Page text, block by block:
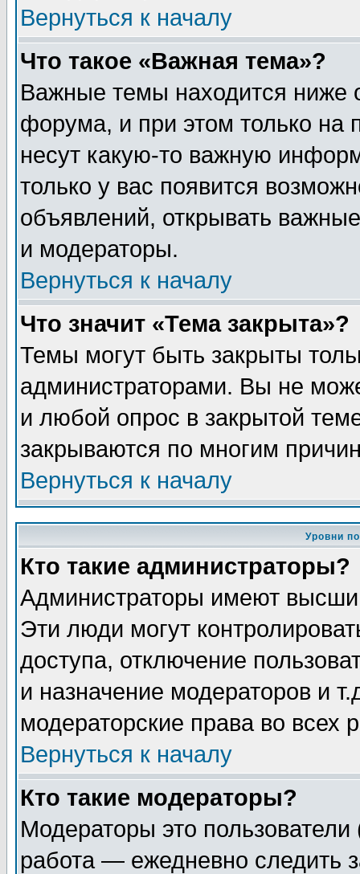
Вернуться к началу
Что такое «Важная тема»?
Важные темы находится ниже
форума, и при этом только на
несут какую-то важную
только у вас появится
объявлений, открывать
и модераторы.
Вернуться к началу
Что значит «Тема закрыта»?
Темы могут быть закрыты
администраторами. Вы не
и любой опрос в закрытой
закрываются по многим
Вернуться к началу
Уровни
Кто такие администраторы?
Администраторы имеют
Эти люди могут
доступа, отключение
и назначение модераторов и
модераторские права во всех
Вернуться к началу
Кто такие модераторы?
Модераторы это
работа — ежедневно следить